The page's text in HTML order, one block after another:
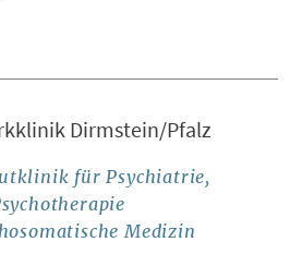
Dirmstein/Pfalz
für Psychiatrie,
Medizin